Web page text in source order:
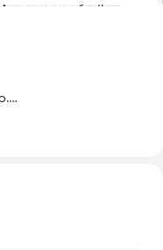
и
Работаем для
за них делали
или «плохо».